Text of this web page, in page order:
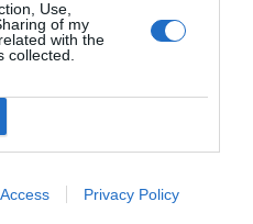
Use,
of my
with the
collected.
Privacy Policy
ACTIVAR AHORA
Imprimir